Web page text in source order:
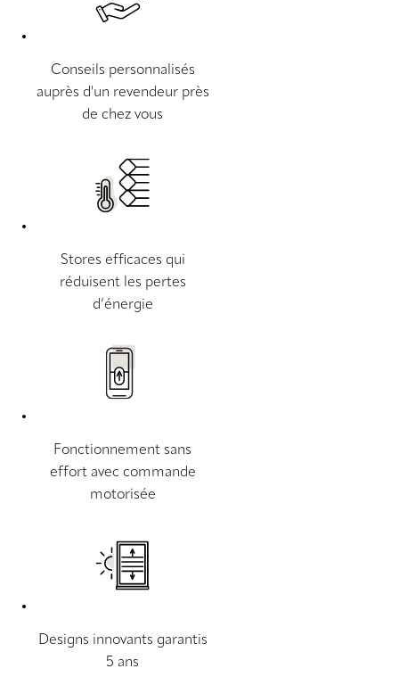
Conseils personnalisés
auprès d'un revendeur près
de chez vous
Stores efficaces qui
réduisent les pertes
d’énergie
Fonctionnement sans
effort avec commande
motorisée
Designs innovants garantis
5 ans